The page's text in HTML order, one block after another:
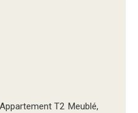
T2 Meublé,